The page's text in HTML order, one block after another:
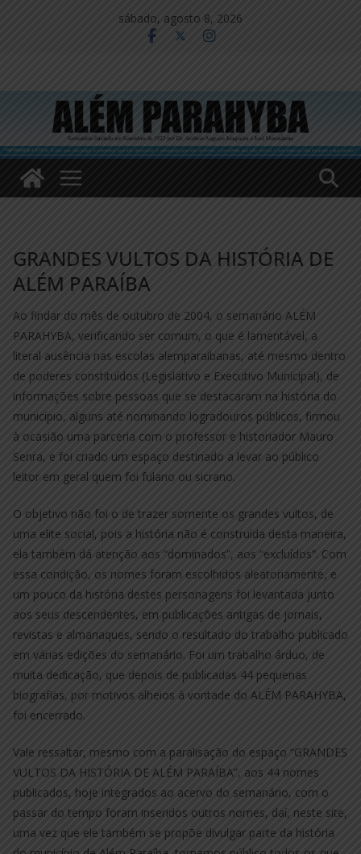
sábado, agosto 8, 2026
GRANDES VULTOS DA HISTÓRIA DE
ALÉM PARAÍBA
Ao findar do mês de outubro de 2004, o semanário ALÉM
PARAHYBA, verificando ser comum, o que é lamentável, a
literal ausência nas escolas alemparaibanas, até mesmo dentro
de poderes constituídos (Legislativo e Executivo Municipal), de
informações sobre pessoas que se destacaram na história do
município, alguns até nominando logradouros públicos, firmou
à ocasião uma parceria com o professor e historiador Mauro
Senra, e foi criado um espaço destinado a levar ao público
leitor em geral quem foi fulano ou sicrano.
O objetivo não foi o de trazer somente os grandes vultos, de
uma elite social, pois a história não é construída desta maneira,
ela também dá atenção aos “dominados”, aos “excluídos”. Com
essa condição, os nomes foram escolhidos aleatoriamente, e
um pouco da história destes personagens foi levantada junto
aos seus descendentes, em publicações antigas de jornais,
revistas e almanaques, sendo o resultado do trabalho publicado
em várias edições do semanário. Foi um trabalho árduo, de
muita dedicação, que depois de publicadas 44 pequenas
biografias, por motivos alheios à vontade do ALÉM PARAHYBA,
foi encerrado.
Vale ressaltar, mesmo com a paralisação do espaço “GRANDES
VULTOS DA HISTÓRIA DE ALÉM PARAÍBA”, aos 44 nomes
publicados, hoje integrados ao acervo do semanário, com o
passar do tempo foram inseridos outros nomes, daí, neste site,
uma vez que ele também se propõe divulgar parte da história